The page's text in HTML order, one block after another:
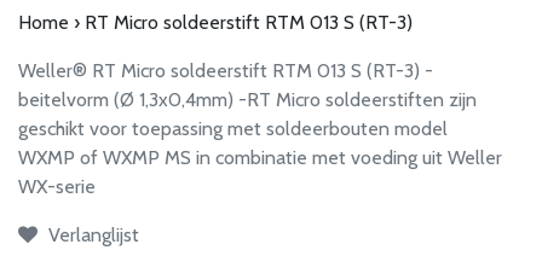
Home › RT Micro soldeerstift RTM 013 S (RT-3)
Weller® RT Micro soldeerstift RTM 013 S (RT-3) -
beitelvorm (Ø 1,3x0,4mm) -RT Micro soldeerstiften zijn
geschikt voor toepassing met soldeerbouten model
WXMP of WXMP MS in combinatie met voeding uit Weller
WX-serie
Verlanglijst